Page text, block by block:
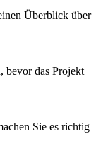
Überblick über
bevor das Projekt
Sie es richtig